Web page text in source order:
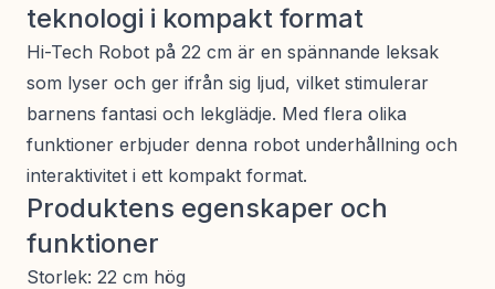
teknologi i kompakt format
Hi-Tech Robot på 22 cm är en spännande leksak
som lyser och ger ifrån sig ljud, vilket stimulerar
barnens fantasi och lekglädje. Med flera olika
funktioner erbjuder denna robot underhållning och
interaktivitet i ett kompakt format.
Produktens egenskaper och
funktioner
Storlek: 22 cm hög